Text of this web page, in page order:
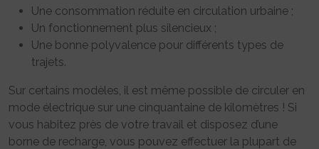
Une consommation réduite en circulation urbaine ;
Un fonctionnement plus silencieux ;
Une bonne polyvalence pour différents types de
trajets.
Sur certains modèles, il est même possible de circuler en
mode électrique sur une cinquantaine de kilomètres ! Si
vous habitez près de votre travail et disposez d’une
borne de recharge, vous pouvez effectuer la plupart de